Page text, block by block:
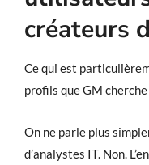
créateurs
Ce qui est
profils que GM
On ne parle plus
d’analystes IT. Non.